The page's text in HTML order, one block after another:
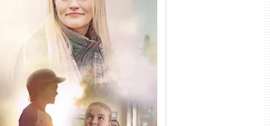
Amizade para Recordar
(2025) WEB-DL 1080p
Dual Áudio